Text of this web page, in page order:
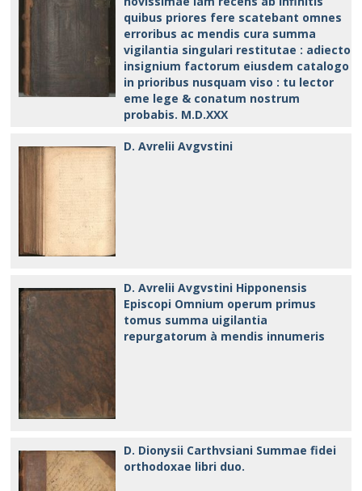
quibus priores fere scatebant omnes
erroribus ac mendis cura summa
vigilantia singulari restitutae : adiecto
insignium factorum eiusdem catalogo
in prioribus nusquam viso : tu lector
eme lege & conatum nostrum
probabis. M.D.XXX
D. Avrelii Avgvstini
D. Avrelii Avgvstini Hipponensis
Episcopi Omnium operum primus
tomus summa uigilantia
repurgatorum à mendis innumeris
D. Dionysii Carthvsiani Summae fidei
orthodoxae libri duo.